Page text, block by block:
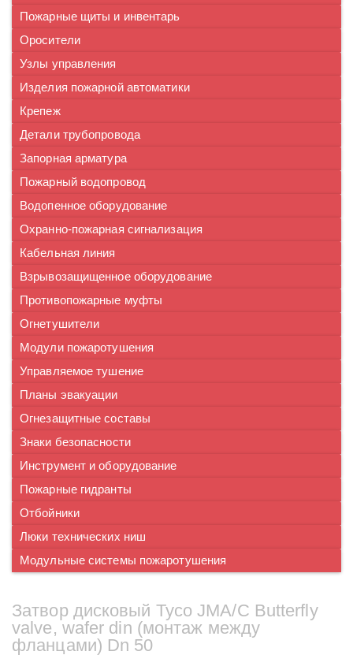
Пожарные щиты и инвентарь
Оросители
Узлы управления
Изделия пожарной автоматики
Крепеж
Детали трубопровода
Запорная арматура
Пожарный водопровод
Водопенное оборудование
Охранно-пожарная сигнализация
Кабельная линия
Взрывозащищенное оборудование
Противопожарные муфты
Огнетушители
Модули пожаротушения
Управляемое тушение
Планы эвакуации
Огнезащитные составы
Знаки безопасности
Инструмент и оборудование
Пожарные гидранты
Отбойники
Люки технических ниш
Модульные системы пожаротушения
Затвор дисковый Tyco JMA/C Butterfly
valve, wafer din (монтаж между
фланцами) Dn 50